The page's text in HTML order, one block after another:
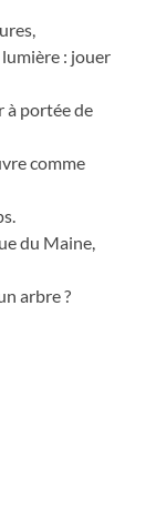
: jouer
à portée de
comme
du Maine,
arbre ?